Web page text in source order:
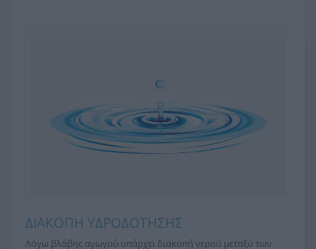
ΔΙΑΚΟΠΗ ΥΔΡΟΔΟΤΗΣΗΣ
Λόγω βλάβης αγωγού υπάρχει διακοπή νερού μεταξύ των